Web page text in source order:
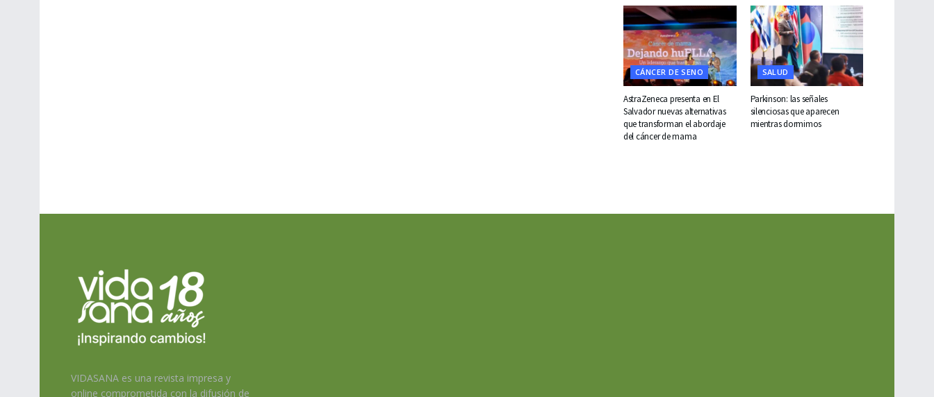
CÁNCER DE SENO
AstraZeneca presenta en El
Salvador nuevas alternativas
que transforman el abordaje
del cáncer de mama
SALUD
Parkinson: las señales
silenciosas que aparecen
mientras dormimos
VIDASANA es una revista impresa y
online comprometida con la difusión de